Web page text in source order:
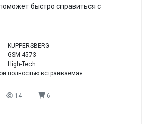
быстро справиться с
KUPPERSBERG
GSM 4573
High-Tech
полностью встраиваемая
14 6